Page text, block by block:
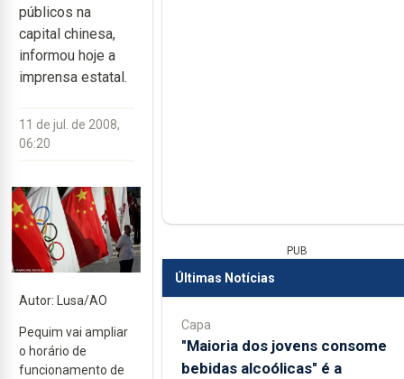
públicos na
capital chinesa,
informou hoje a
imprensa estatal.
11 de jul. de 2008,
06:20
Autor: Lusa/AO
Pequim vai ampliar
o horário de
funcionamento de
PUB
Últimas Notícias
Capa
"Maioria dos jovens consome
bebidas alcoólicas" é a